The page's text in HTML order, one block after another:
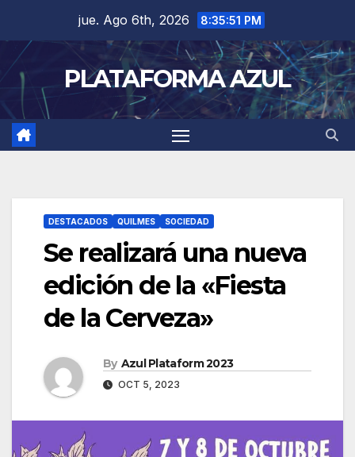
jue. Ago 6th, 2026 8:35:51 PM
PLATAFORMA AZUL
DESTACADOS QUILMES SOCIEDAD
Se realizará una nueva
edición de la «Fiesta
de la Cerveza»
By Azul Plataform 2023
OCT 5, 2023